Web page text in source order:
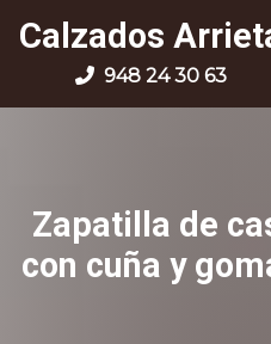
Calzados
948 24 30 63
Zapatilla de
con cuña y